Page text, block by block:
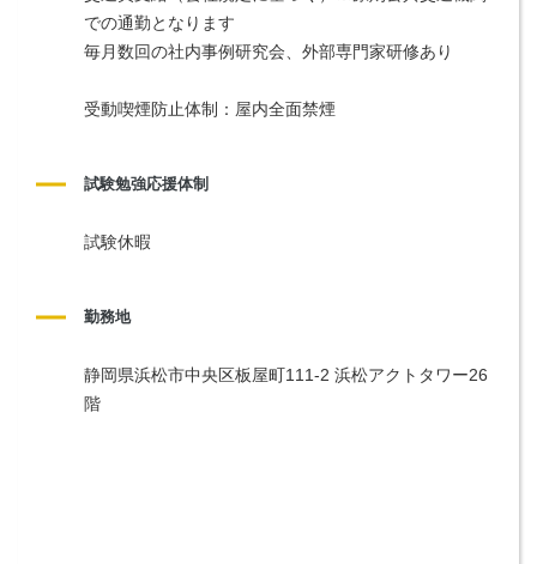
での通勤となります
毎月数回の社内事例研究会、外部専門家研修あり
受動喫煙防止体制：屋内全面禁煙
試験勉強応援体制
試験休暇
勤務地
静岡県浜松市中央区板屋町111-2 浜松アクトタワー26
階